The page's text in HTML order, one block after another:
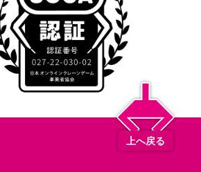
上へ戻る